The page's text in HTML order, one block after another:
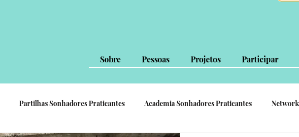
Sobre Pessoas Projetos Participar
Partilhas Sonhadores Praticantes Academia Sonhadores Praticantes